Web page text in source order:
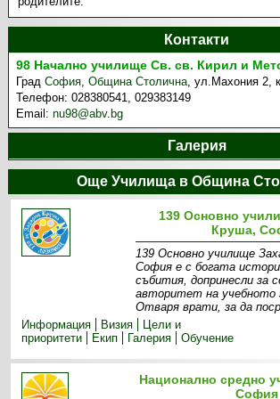
Контакти
98 Начално училище Св. св. Кирил и
ГрадСофия,Община Столична,ул.Махония 2,
Телефон:028380541, 029383149
Email:nu98@abv.bg
Галерия
Още Училища в Община
139 Основно
Круша,
139 Основно училище
София е с богата
събития, допринесли за
авторитет на учебното
Отваря врати, за да
Информация
Визия
Цели и
приоритети
Екип Галерия Обучение
Национално средно
София